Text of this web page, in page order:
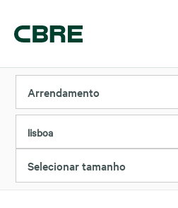
Arrendamento
lisboa
Selecionar tamanho